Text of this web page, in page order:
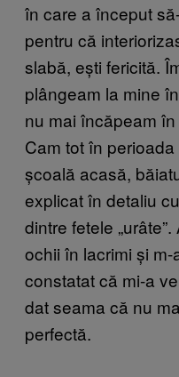
în care a început
pentru că
slabă, ești fericită.
plângeam la mine
nu mai încăpeam
Cam tot în
școală acasă,
explicat în detaliu
dintre fetele
ochii în lacrimi și
constatat că mi-a
dat seama că nu
perfectă.